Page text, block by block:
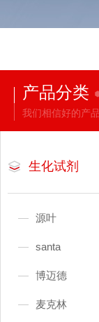
产品分类
我们相信好的产
生化试剂
源叶
santa
博迈德
麦克林